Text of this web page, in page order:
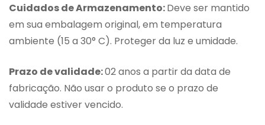
Cuidados de Armazenamento:Deve ser mantido
em sua embalagem original, em temperatura
ambiente (15 a 30° C). Proteger da luz e umidade.
Prazo de validade:02 anos a partir da data de
fabricação. Não usar o produto se o prazo de
validade estiver vencido.